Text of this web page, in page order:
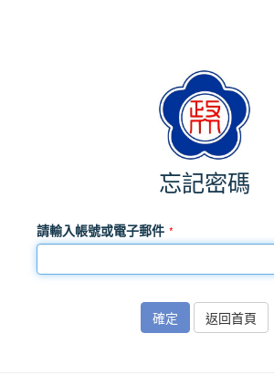
忘記密碼
請輸入帳號或電子郵件
確定 返回首頁